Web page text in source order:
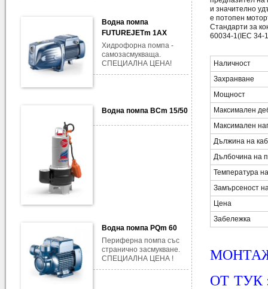
Водна помпа
FUTUREJETm 1AX
Хидрофорна помпа -
самозасмукваща.
СПЕЦИАЛНА ЦЕНА!
Водна помпа BCm 15/50
Водна помпа PQm 60
Периферна помпа със
странично засмукване.
СПЕЦИАЛНА ЦЕНА !
и значително
е потопен
Стандарти за
60034-1(IEC 34-
Наличност
Захранване
Мощност
Максимален
Максимален
Дължина на
Дълбочина на
Температура
Замърсеност
Цена
Забележка
ОТ